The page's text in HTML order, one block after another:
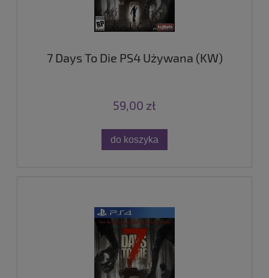
7 Days To Die PS4 Używana (KW)
59,00 zł
do koszyka